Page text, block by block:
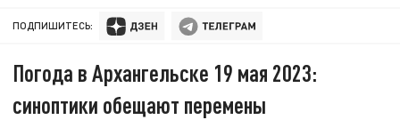
ПОДПИШИТЕСЬ:
Погода в Архангельске 19 мая 2023:
синоптики обещают перемены